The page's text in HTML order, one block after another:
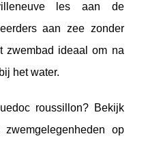
les aan de
aan zee zonder
zwembad ideaal om na
het water.
roussillon? Bekijk
op